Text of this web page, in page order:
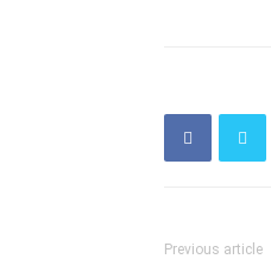
Previous article